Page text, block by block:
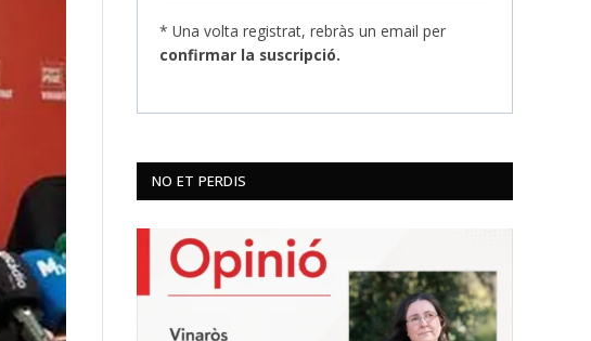
* Una volta registrat, rebràs un email per
confirmar la suscripció.
NO ET PERDIS